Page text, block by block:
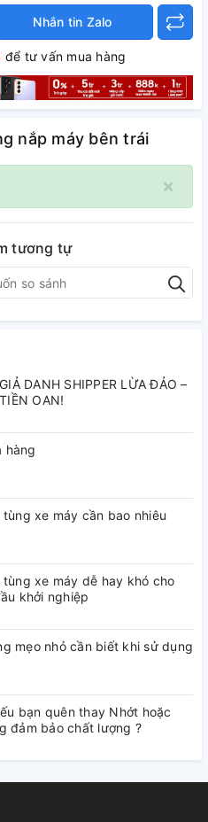
Nhắn tin Zalo
để tư vấn mua hàng
nắp máy bên trái
×
tương tự
DANH SHIPPER LỪA ĐẢO –
OAN!
hàng
tùng xe máy cần bao nhiêu
tùng xe máy dễ hay khó cho
khởi nghiệp
mẹo nhỏ cần biết khi sử dụng
bạn quên thay Nhớt hoặc
đảm bảo chất lượng ?